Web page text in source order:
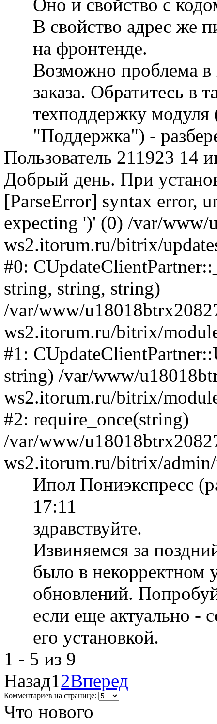
Оно и свойство с
В свойство адрес же
на фронтенде.
Возможно проблема в
заказа. Обратитесь в
техподдержку модуля
"Поддержка") -
Пользователь 211923 14
Добрый день. При
[ParseError] syntax error,
expecting ')' (0) /var/www/
ws2.itorum.ru/bitrix/
#0:
string, string, string)
/var/www/
ws2.itorum.ru/bitrix/
#1:
string) /var/www/
ws2.itorum.ru/bitrix/
#2: require_once(string)
/var/www/
ws2.itorum.ru/bitrix/
Ипол Пониэкспресс
17:11
здравствуйте.
Извиняемся за
было в некорректном
обновлений.
если еще актуально -
его установкой.
1 - 5 из 9
Назад12Вперед
Комментариев на странице:
Что нового